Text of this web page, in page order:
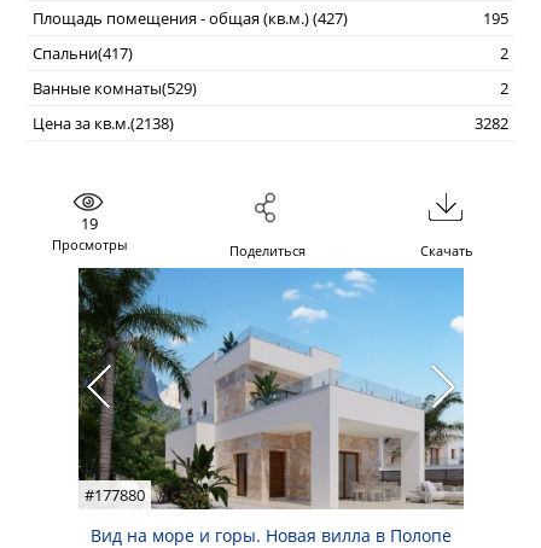
Площадь помещения - общая (кв.м.) (427)
195
Спальни(417)
2
Ванные комнаты(529)
2
Цена за кв.м.(2138)
3282
19
Просмотры Поделиться Скачать
#177880
Вид на море и горы. Новая вилла в Полопе